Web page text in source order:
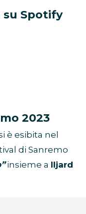
su Spotify
2023
è esibita nel
di Sanremo
insieme a Iljard